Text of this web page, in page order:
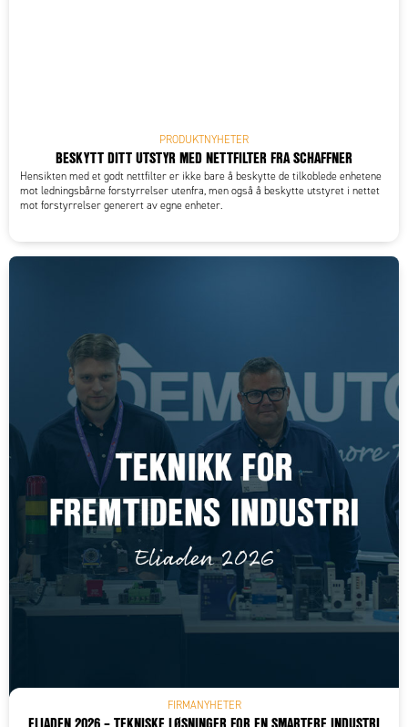
PRODUKTNYHETER
BESKYTT DITT UTSTYR MED NETTFILTER FRA SCHAFFNER
Hensikten med et godt nettfilter er ikke bare å beskytte de tilkoblede enhetene
mot ledningsbårne forstyrrelser utenfra, men også å beskytte utstyret i nettet
mot forstyrrelser generert av egne enheter.
FIRMANYHETER
ELIADEN 2026 – TEKNISKE LØSNINGER FOR EN SMARTERE INDUSTRI